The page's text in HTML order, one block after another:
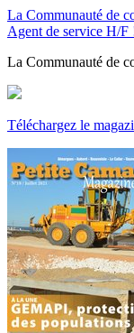
La Communauté de
Agent de service H/F
La Communauté de
Téléchargez le